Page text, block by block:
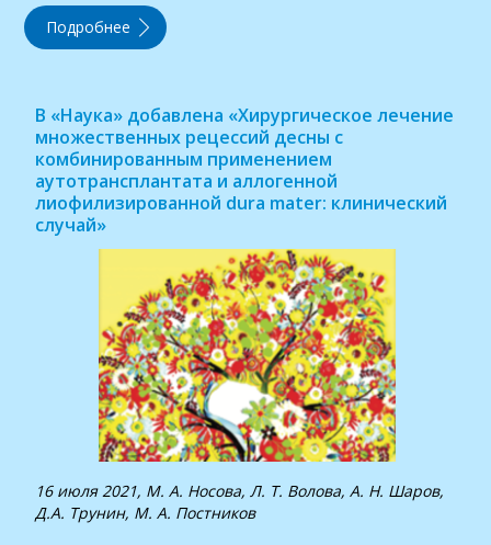
Подробнее
В «Наука» добавлена «Хирургическое лечение
множественных рецессий десны с
комбинированным применением
аутотрансплантата и аллогенной
лиофилизированной dura mater: клинический
случай»
16 июля 2021, М. А. Носова, Л. Т. Волова, А. Н. Шаров,
Д.А. Трунин, М. А. Постников